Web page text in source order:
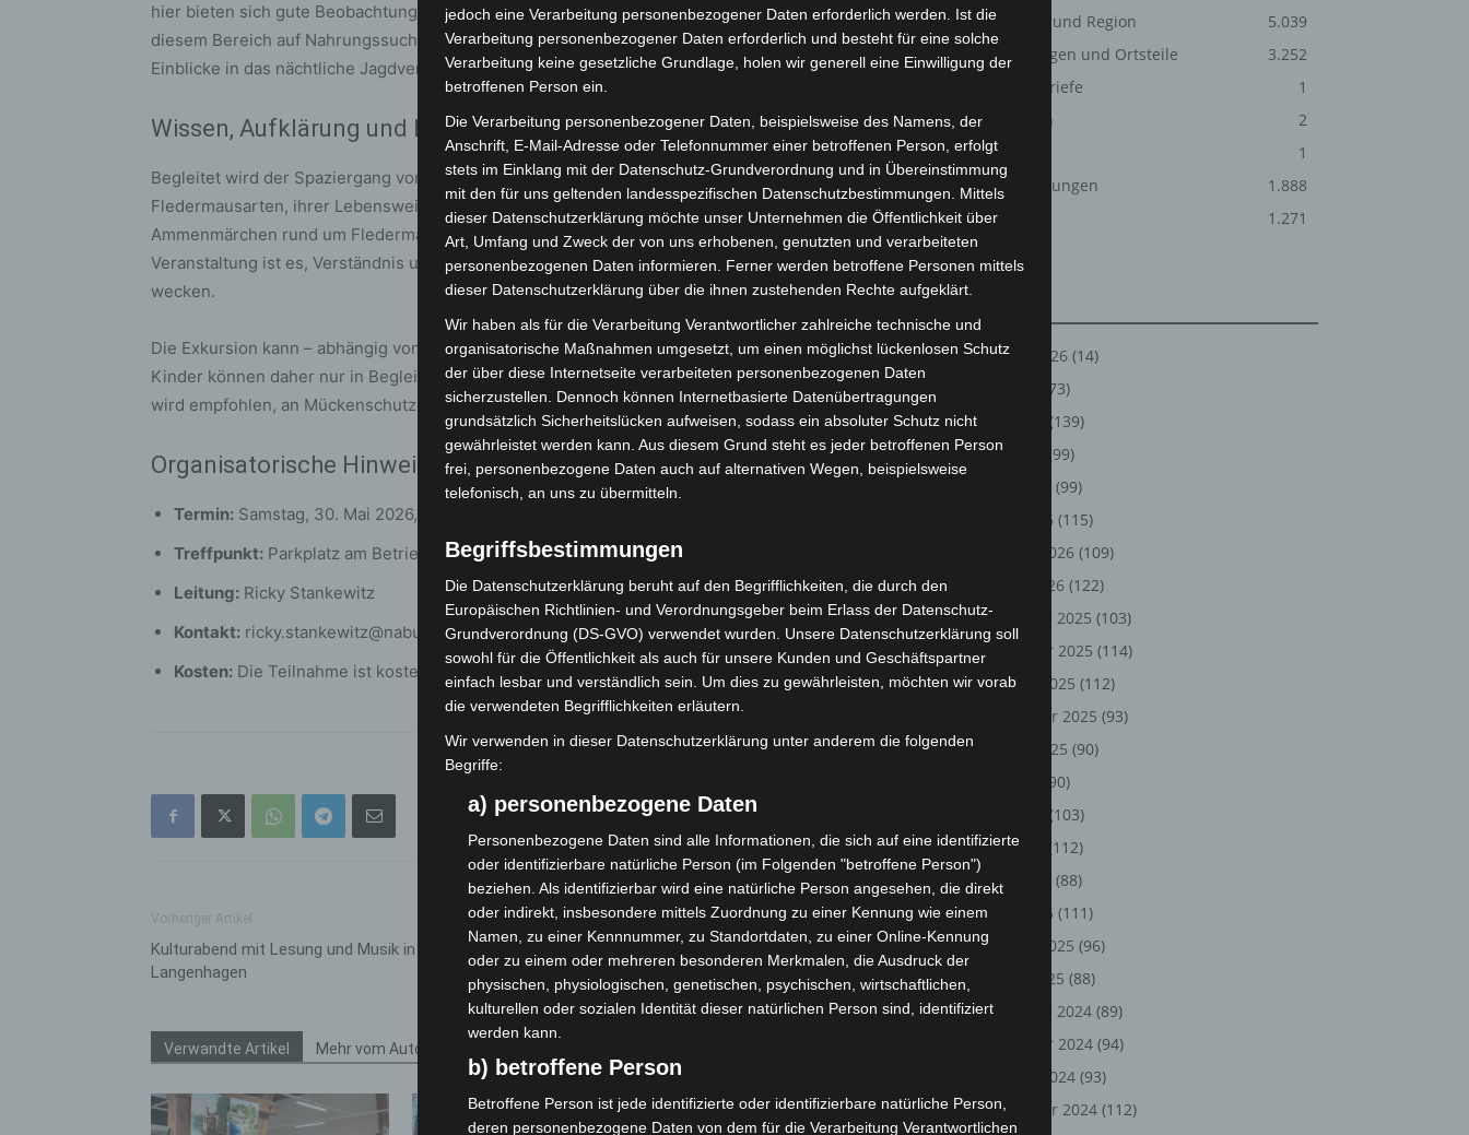
hier bieten sich gute Beobachtungsmöglichkeiten, insbesondere für Mückenfledermäuse, die in
diesem Bereich auf Nahrungssuche gehen. Die Wärmebildtechnik erlaubt dabei eindrucksvolle
Einblicke in das nächtliche Jagdverhalten der Tiere.
Wissen, Aufklärung und Naturerlebnis
Begleitet wird der Spaziergang von fachkundigen Erläuterungen zu den heimischen
Fledermausarten, ihrer Lebensweise und ihrem Schutz. Zudem werden verbreitete Mythen und
Ammenmärchen rund um Fledermäuse aufgegriffen und sachlich eingeordnet. Ziel der
Veranstaltung ist es, Verständnis und Begeisterung für diese oft missverstandenen Säugetiere zu
wecken.
Die Exkursion kann – abhängig von Wetter und Beobachtungen – bis etwa 23:00 Uhr dauern.
Kinder können daher nur in Begleitung von Erwachsenen teilnehmen. Aufgrund der Umgebung
wird empfohlen, an Mückenschutz zu denken.
Organisatorische Hinweise
Termin: Samstag, 30. Mai 2026, 20:30 Uhr bis ca. 23:00 Uhr
Treffpunkt: Parkplatz am Betriebshof, An der Neuen Bult, 30853 Langenhagen
Leitung: Ricky Stankewitz
Kontakt: ricky.stankewitz@nabu-langenhagen.de
Kosten: Die Teilnahme ist kostenlos; Spenden für den Naturschutz sind willkommen
Kulturabend mit Lesung und Musik in
Langenhagen
Nächster Artikel
Schützenfest Hannover 2026: Neues Programm
auf zehn Festtagen
Verwandte Artikel Mehr vom Autor
Hannover und Region
5.039
Langenhagen und Ortsteile
3.252
Leserbriefe
1
Menschen
2
Über uns
1
Veranstaltungen
1.888
Welt
1.271
August 2026 (14)
(73)
(139)
Mai 2026
(99)
(99)
März 2026 (115)
Februar 2026 (109)
Januar 2026 (122)
Dezember 2025 (103)
November 2025 (114)
Oktober 2025 (112)
September 2025 (93)
August 2025 (90)
(90)
(103)
Mai 2025
(112)
April 2025
(88)
März 2025 (111)
Februar 2025 (96)
Januar 2025 (88)
Dezember 2024 (89)
November 2024 (94)
Oktober 2024 (93)
September 2024 (112)
jedoch eine Verarbeitung personenbezogener Daten erforderlich werden. Ist die
Verarbeitung personenbezogener Daten erforderlich und besteht für eine solche
Verarbeitung keine gesetzliche Grundlage, holen wir generell eine Einwilligung der
betroffenen Person ein.
Die Verarbeitung personenbezogener Daten, beispielsweise des Namens, der
Anschrift, E-Mail-Adresse oder Telefonnummer einer betroffenen Person, erfolgt
stets im Einklang mit der Datenschutz-Grundverordnung und in Übereinstimmung
mit den für uns geltenden landesspezifischen Datenschutzbestimmungen. Mittels
dieser Datenschutzerklärung möchte unser Unternehmen die Öffentlichkeit über
Art, Umfang und Zweck der von uns erhobenen, genutzten und verarbeiteten
personenbezogenen Daten informieren. Ferner werden betroffene Personen mittels
dieser Datenschutzerklärung über die ihnen zustehenden Rechte aufgeklärt.
Wir haben als für die Verarbeitung Verantwortlicher zahlreiche technische und
organisatorische Maßnahmen umgesetzt, um einen möglichst lückenlosen Schutz
der über diese Internetseite verarbeiteten personenbezogenen Daten
sicherzustellen. Dennoch können Internetbasierte Datenübertragungen
grundsätzlich Sicherheitslücken aufweisen, sodass ein absoluter Schutz nicht
gewährleistet werden kann. Aus diesem Grund steht es jeder betroffenen Person
frei, personenbezogene Daten auch auf alternativen Wegen, beispielsweise
telefonisch, an uns zu übermitteln.
Begriffsbestimmungen
Die Datenschutzerklärung beruht auf den Begrifflichkeiten, die durch den
Europäischen Richtlinien- und Verordnungsgeber beim Erlass der Datenschutz-
Grundverordnung (DS-GVO) verwendet wurden. Unsere Datenschutzerklärung soll
sowohl für die Öffentlichkeit als auch für unsere Kunden und Geschäftspartner
einfach lesbar und verständlich sein. Um dies zu gewährleisten, möchten wir vorab
die verwendeten Begrifflichkeiten erläutern.
Wir verwenden in dieser Datenschutzerklärung unter anderem die folgenden
Begriffe:
a) personenbezogene Daten
Personenbezogene Daten sind alle Informationen, die sich auf eine identifizierte
oder identifizierbare natürliche Person (im Folgenden "betroffene Person")
beziehen. Als identifizierbar wird eine natürliche Person angesehen, die direkt
oder indirekt, insbesondere mittels Zuordnung zu einer Kennung wie einem
Namen, zu einer Kennnummer, zu Standortdaten, zu einer Online-Kennung
oder zu einem oder mehreren besonderen Merkmalen, die Ausdruck der
physischen, physiologischen, genetischen, psychischen, wirtschaftlichen,
kulturellen oder sozialen Identität dieser natürlichen Person sind, identifiziert
werden kann.
b) betroffene Person
Betroffene Person ist jede identifizierte oder identifizierbare natürliche Person,
deren personenbezogene Daten von dem für die Verarbeitung Verantwortlichen